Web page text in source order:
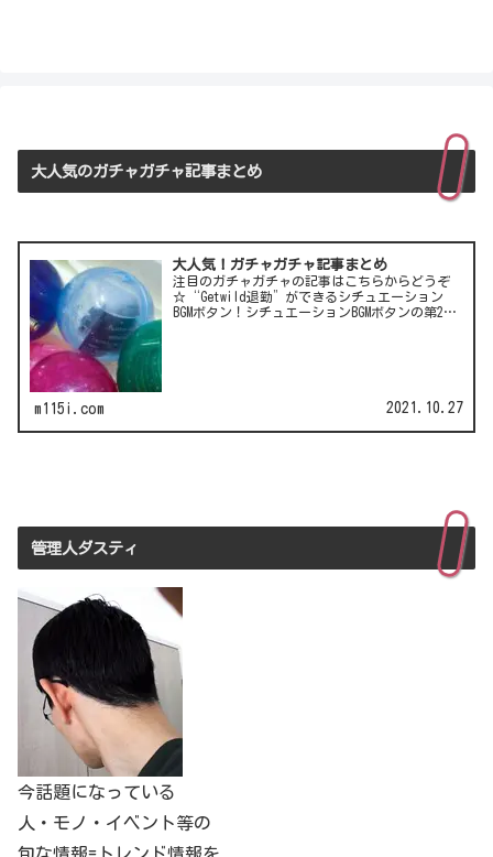
大人気のガチャガチャ記事まとめ
大人気！ガチャガチャ記事まとめ
注目のガチャガチャの記事はこちらからどうぞ
☆“Getwild退勤”ができるシチュエーション
BGMボタン！シチュエーションBGMボタンの第2
m115i.com 2021.10.27
管理人ダスティ
今話題になっている
人・モノ・イベント等の